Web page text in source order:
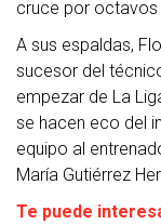
cruce por octavos
A sus espaldas,
sucesor del
empezar de La
se hacen eco del
equipo al
María Gutiérrez
Te puede